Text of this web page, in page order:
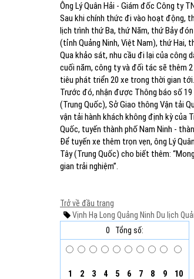
Ông Lý Quân Hải - Giám đốc Công ty
Sau khi chính thức đi vào hoạt động,
lịch trình thứ Ba, thứ Năm, thứ Bảy
(tỉnh Quảng Ninh, Việt Nam), thứ Hai,
Qua khảo sát, nhu cầu đi lại của công
cuối năm, công ty và đối tác sẽ thêm
tiêu phát triển 20 xe trong thời gian tới.
Trước đó, nhận được Thông báo số
(Trung Quốc), Sở Giao thông Vận tải
vận tải hành khách không định kỳ của
Quốc, tuyến thành phố Nam Ninh -
Để tuyến xe thêm trọn vẹn, ông Lý
Tây (Trung Quốc) cho biết thêm:
gian trải nghiệm”.
Trở về đầu trang
Vịnh Hạ Long Quảng Ninh Du lịch
0
Tổng số:
1 2 3 4 5 6 7 8 9 10